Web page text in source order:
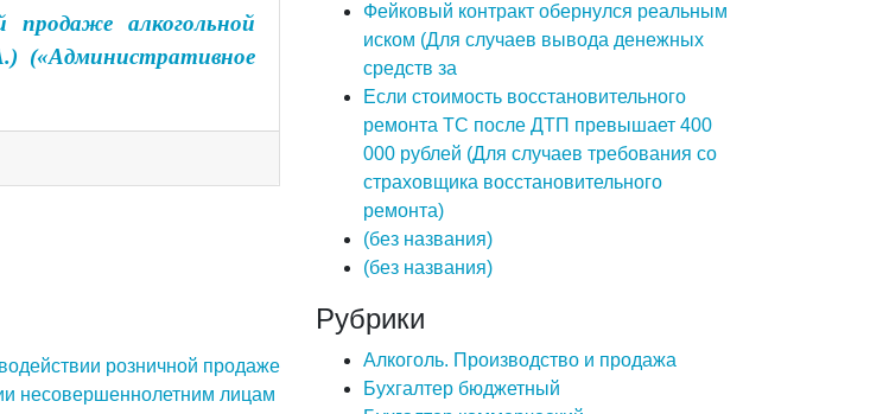
алкогольной
(«Административное
розничной продаже
несовершеннолетним лицам
Фейковый контракт обернулся реальным
иском (Для случаев вывода денежных
средств за
Если стоимость восстановительного
ремонта ТС после ДТП превышает 400
000 рублей (Для случаев требования со
страховщика восстановительного
ремонта)
(без названия)
(без названия)
Рубрики
Алкоголь. Производство и продажа
Бухгалтер бюджетный